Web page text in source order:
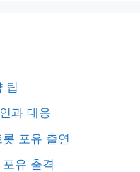
팁
과 대응
포유 출연
유 출격